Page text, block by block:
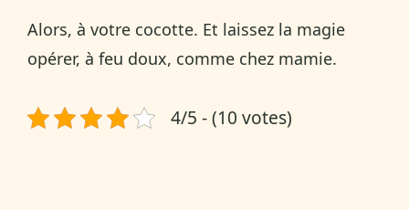
Alors, à votre cocotte. Et laissez la magie
opérer, à feu doux, comme chez mamie.
4/5 - (10 votes)